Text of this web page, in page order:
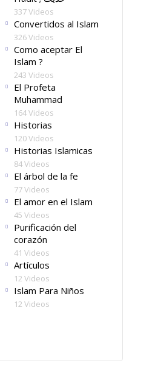
337 Videos
Convertidos al Islam
326 Videos
Como aceptar El
Islam ?
243 Videos
El Profeta
Muhammad
164 Videos
Historias
120 Videos
Historias Islamicas
84 Videos
El árbol de la fe
77 Videos
El amor en el Islam
45 Videos
Purificación del
corazón
41 Videos
Artículos
12 Videos
Islam Para Niños
12 Videos